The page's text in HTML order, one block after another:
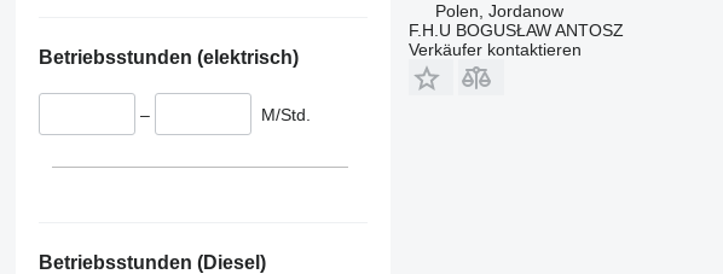
Betriebsstunden (elektrisch)
– M/Std.
Betriebsstunden (Diesel)
Polen, Jordanow
F.H.U BOGUSŁAW ANTOSZ
Verkäufer kontaktieren